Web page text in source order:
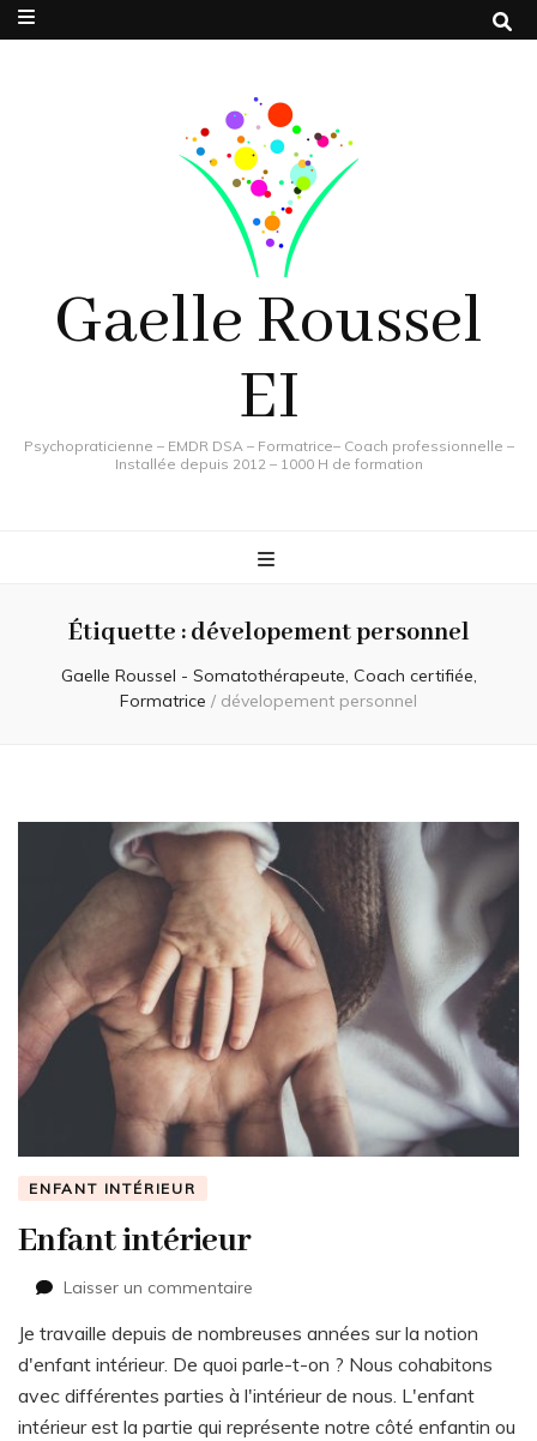
Gaelle Roussel
EI
Psychopraticienne – EMDR DSA – Formatrice– Coach professionnelle –
Installée depuis 2012 – 1000 H de formation
Étiquette : dévelopement personnel
Gaelle Roussel - Somatothérapeute, Coach certifiée,
Formatrice / dévelopement personnel
ENFANT INTÉRIEUR
Enfant intérieur
Laisser un commentaire
intérieur
Je travaille depuis de nombreuses années sur la notion
d'enfant intérieur. De quoi parle-t-on ? Nous cohabitons
avec différentes parties à l'intérieur de nous. L'enfant
intérieur est la partie qui représente notre côté enfantin ou